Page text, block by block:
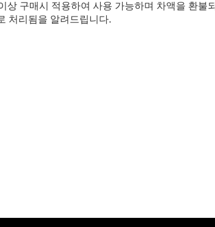
구매시 적용하여 사용 가능하며 차액을 환불
처리됨을 알려드립니다.